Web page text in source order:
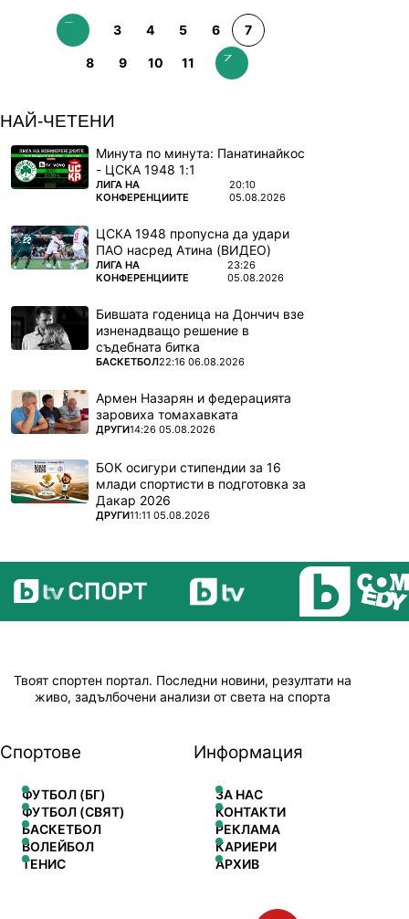
3 4 5 6 7
8 9 10 11
НАЙ-ЧЕТЕНИ
Минута по минута: Панатинайкос
- ЦСКА 1948 1:1
ПОВЕЧЕ ОТ
ЛИГА НА
КОНФЕРЕНЦИИТЕ
20:10
05.08.2026
ЦСКА 1948 пропусна да удари
ПАО насред Атина (ВИДЕО)
ПОВЕЧЕ ОТ
ЛИГА НА
КОНФЕРЕНЦИИТЕ
23:26
05.08.2026
Бившата годеница на Дончич взе
изненадващо решение в
съдебната битка
ПОВЕЧЕ ОТ
БАСКЕТБОЛ22:16 06.08.2026
Армен Назарян и федерацията
заровиха томахавката
ПОВЕЧЕ ОТ
ДРУГИ14:26 05.08.2026
БОК осигури стипендии за 16
млади спортисти в подготовка за
Дакар 2026
ПОВЕЧЕ ОТ
ДРУГИ11:11 05.08.2026
Твоят спортен портал. Последни новини, резултати на
живо, задълбочени анализи от света на спорта
Спортове
ФУТБОЛ (БГ)
ФУТБОЛ (СВЯТ)
БАСКЕТБОЛ
ВОЛЕЙБОЛ
ТЕНИС
Информация
ЗА НАС
КОНТАКТИ
РЕКЛАМА
КАРИЕРИ
АРХИВ